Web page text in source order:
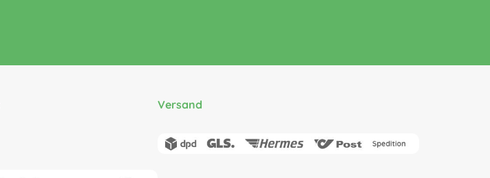
Versand